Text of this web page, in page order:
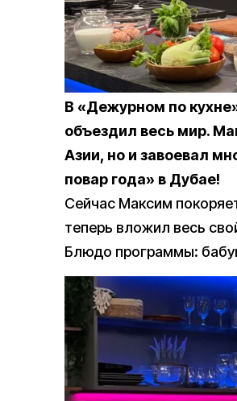
В «Дежурном по
объездил весь мир.
Азии, но и завоевал
повар года» в Дубае!
Сейчас Максим
теперь вложил весь
Блюдо программы: